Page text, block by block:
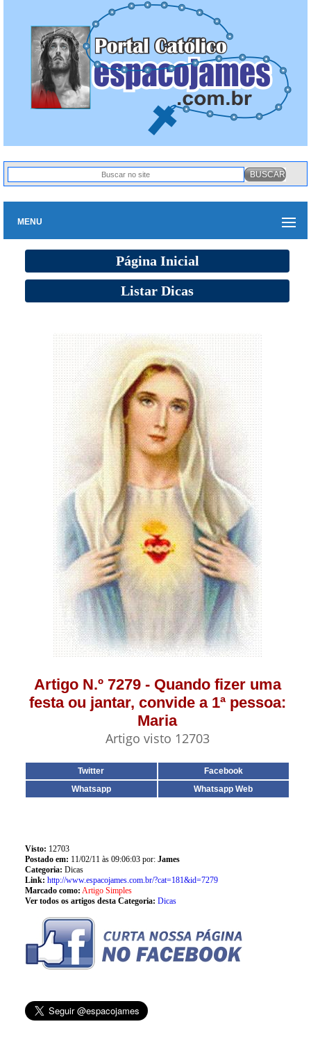
MENU
Página Inicial
Listar Dicas
Artigo N.º 7279 - Quando fizer uma
festa ou jantar, convide a 1ª pessoa:
Maria
Artigo visto 12703
Twitter
Facebook
Whatsapp
Whatsapp Web
Visto: 12703
Postado em: 11/02/11 às 09:06:03 por: James
Categoria: Dicas
Link: http://www.espacojames.com.br/?cat=181&id=7279
Marcado como: Artigo Simples
Ver todos os artigos desta Categoria: Dicas